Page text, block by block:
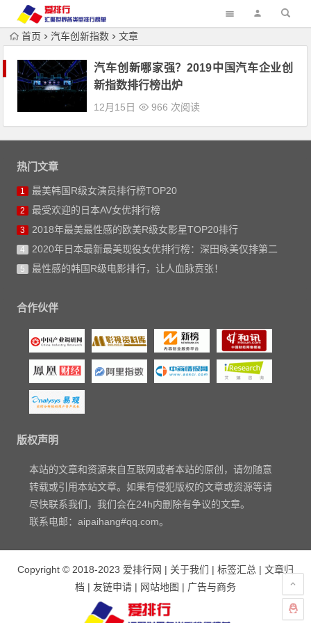
首页 汽车创新指数 文章
汽车创新哪家强？2019中国汽车企业创
新指数排行榜出炉
12月15日 966 次阅读
热门文章
1 最美韩国R级女演员排行榜TOP20
2 最受欢迎的日本AV女优排行榜
3 2018年最美最性感的欧美R级女影星TOP20排行
4 2020年日本最新最美现役女优排行榜：深田咏美仅排第二
5 最性感的韩国R级电影排行，让人血脉贲张！
合作伙伴
版权声明
本站的文章和资源来自互联网或者本站的原创，请勿随意
转载或引用本站文章。如果有侵犯版权的文章或资源等请
尽快联系我们，我们会在24h内删除有争议的文章。
联系电邮：aipaihang#qq.com。
Copyright © 2018-2023 爱排行网 | 关于我们 | 标签汇总 | 文章归
档 | 友链申请 | 网站地图 | 广告与商务